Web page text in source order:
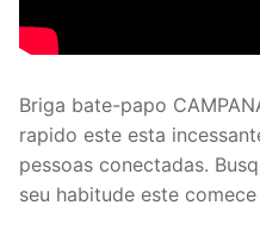
Briga bate-papo
rapido este esta
pessoas conectadas.
seu habitude este